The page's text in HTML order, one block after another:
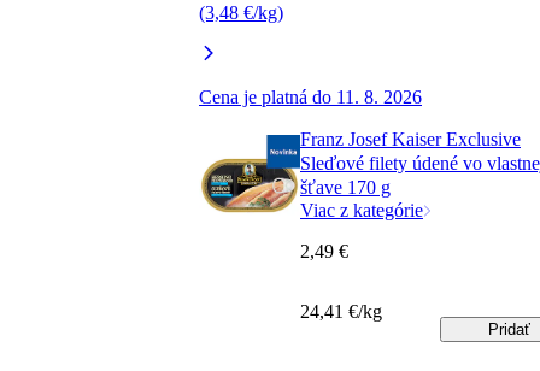
(3,48 €/kg)
Cena je platná do 11. 8. 2026
Franz Josef Kaiser Exclusive
Sleďové filety údené vo
šťave 170 g
Viac z kategórie
2,49 €
24,41 €/kg
Pridať